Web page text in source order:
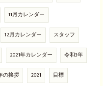
11月カレンダー
12月カレンダー スタッフ
2021年カレンダー 令和3年
の挨拶 2021 目標